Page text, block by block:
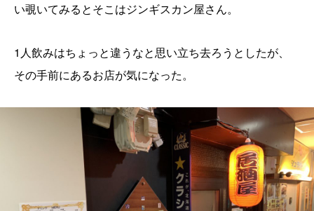
い覗いてみるとそこはジンギスカン屋さん。
1人飲みはちょっと違うなと思い立ち去ろうとしたが、
その手前にあるお店が気になった。